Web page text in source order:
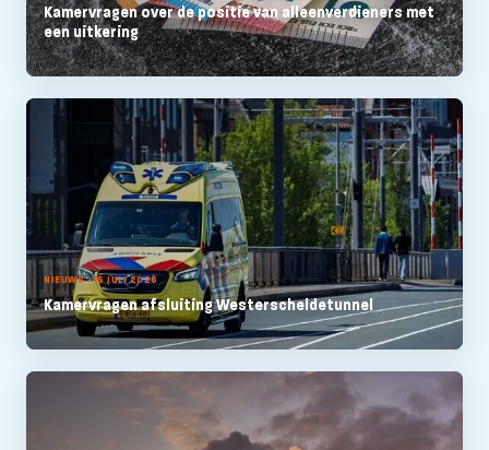
Kamervragen over de positie van alleenverdieners met
een uitkering
NIEUWS - 15 JULI 2026
Kamervragen afsluiting Westerscheldetunnel